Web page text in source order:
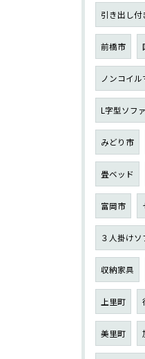
引き出し付
前橋市
ノンコイ
L字型ソファ
みどり市
畳ベッド
富岡市
３人掛けソ
収納家具
上里町
美里町